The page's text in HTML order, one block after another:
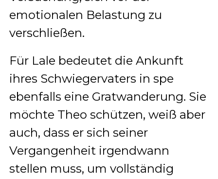
emotionalen Belastung zu
verschließen.
Für Lale bedeutet die Ankunft
ihres Schwiegervaters in spe
ebenfalls eine Gratwanderung. Sie
möchte Theo schützen, weiß aber
auch, dass er sich seiner
Vergangenheit irgendwann
stellen muss, um vollständig